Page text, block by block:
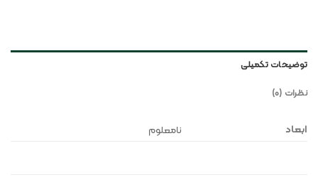
توضیحات تکمیلی
نظرات (0)
ابعاد نامعلوم